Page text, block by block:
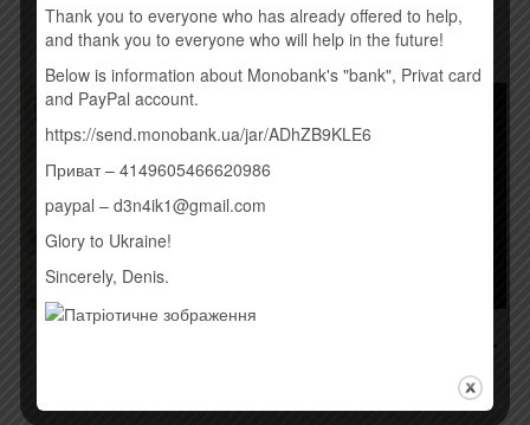
Thank you to everyone who has already offered to help,
and thank you to everyone who will help in the future!
Below is information about Monobank's "bank", Privat card
and PayPal account.
https://send.monobank.ua/jar/ADhZB9KLE6
Приват – 4149605466620986
paypal – d3n4ik1@gmail.com
Glory to Ukraine!
Sincerely, Denis.